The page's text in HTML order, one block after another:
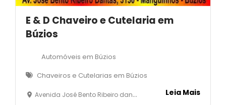
E & D Chaveiro e Cutelaria em
Búzios
Automóveis em Búzios
Chaveiros e Cutelarias em Búzios
Avenida José Bento Ribeiro dantas, 3130 - Manguinhos - Armação dos Búzios Leia Mais